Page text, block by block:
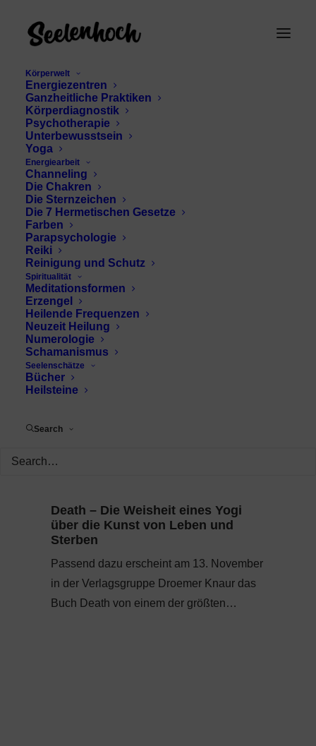
Körperwelt
Energiezentren
Ganzheitliche Praktiken
Körperdiagnostik
Psychotherapie
Unterbewusstsein
Yoga
Energiearbeit
Channeling
Die Chakren
Die Sternzeichen
Die 7 Hermetischen Gesetze
Farben
Parapsychologie
Reiki
Reinigung und Schutz
Spiritualität
Meditationsformen
Erzengel
Heilende Frequenzen
Neuzeit Heilung
Numerologie
Schamanismus
Seelenschätze
Bücher
Heilsteine
Search
Sterben verstehen
Death – Die Weisheit eines Yogi
über die Kunst von Leben und
Sterben
Passend dazu erscheint am 13. November
in der Verlagsgruppe Droemer Knaur das
Buch Death von einem der größten…